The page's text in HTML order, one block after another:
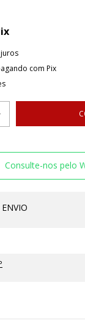
com Pix
Consulte-nos pelo